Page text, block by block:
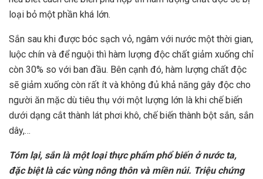
loại bỏ một phần khá lớn.
Sắn sau khi được bóc sạch vỏ, ngâm với nước một thời gian,
luộc chín và để nguội thì hàm lượng độc chất giảm xuống chỉ
còn 30% so với ban đầu. Bên cạnh đó, hàm lượng chất độc
sẽ giảm xuống còn rất ít và không đủ khả năng gây độc cho
người ăn mặc dù tiêu thụ với một lượng lớn là khi chế biến
dưới dạng cắt thành lát phơi khô, chế biến thành bột sắn, sắn
dây,…
Tóm lại, sắn là một loại thực phẩm phổ biến ở nước ta,
đặc biệt là các vùng nông thôn và miền núi. Triệu chứng